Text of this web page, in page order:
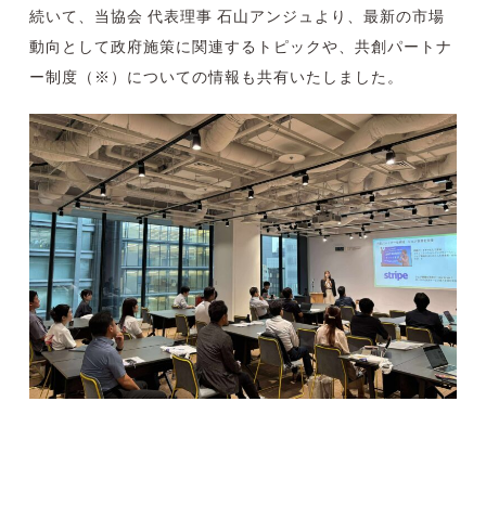
続いて、当協会 代表理事 石山アンジュより、最新の市場
動向として政府施策に関連するトピックや、共創パートナ
ー制度（※）についての情報も共有いたしました。